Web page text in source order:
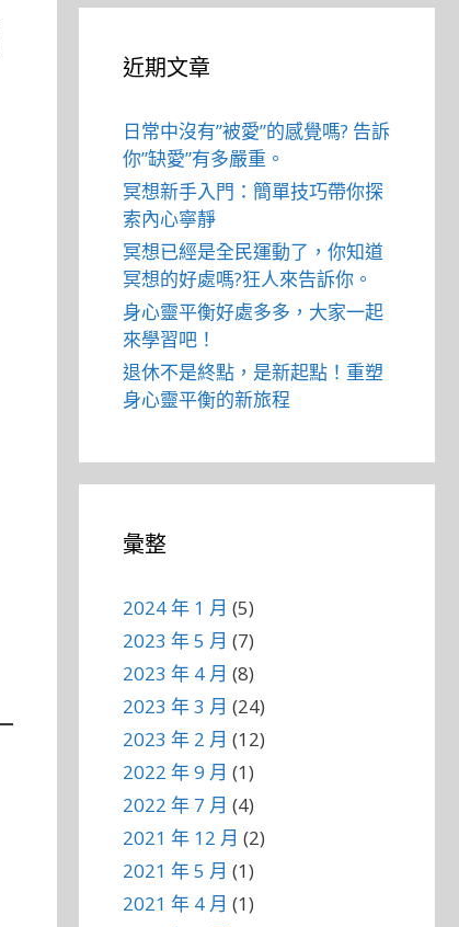
近期文章
日常中沒有”被愛”的感覺嗎? 告訴
你”缺愛”有多嚴重。
冥想新手入門：簡單技巧帶你探
索內心寧靜
冥想已經是全民運動了，你知道
冥想的好處嗎?狂人來告訴你。
身心靈平衡好處多多，大家一起
來學習吧！
退休不是終點，是新起點！重塑
身心靈平衡的新旅程
彙整
2024 年 1 月 (5)
2023 年 5 月 (7)
2023 年 4 月 (8)
2023 年 3 月 (24)
2023 年 2 月 (12)
2022 年 9 月 (1)
2022 年 7 月 (4)
2021 年 12 月 (2)
2021 年 5 月 (1)
2021 年 4 月 (1)